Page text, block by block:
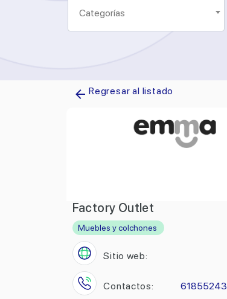
Regresar al listado
Factory Outlet
Muebles y colchones
Sitio web:
Contactos: 61855243